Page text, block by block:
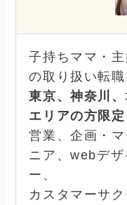
子持ちママ・
の取り扱い転職
東京、神奈川
エリアの方限定
営業、企画・
ニア、webデ
ー、
カスタマーサ